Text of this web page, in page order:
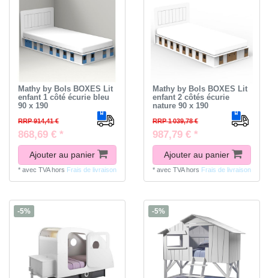
Mathy by Bols BOXES Lit
enfant 1 côté écurie bleu
90 x 190
RRP 914,41 €
868,69 € *
Ajouter au panier
* avec TVAhors Frais de livraison
Mathy by Bols BOXES Lit
enfant 2 côtés écurie
nature 90 x 190
RRP 1 039,78 €
987,79 € *
Ajouter au panier
* avec TVAhors Frais de livraison
-5% -5%